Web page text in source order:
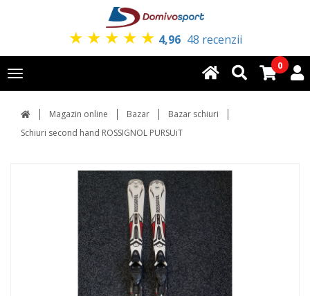
★ ★ ★ ★ ★ 4,96 48 recenzii
Toggle
navigation
0
Magazin online Bazar
Bazar schiuri
Schiuri second hand ROSSIGNOL PURSUiT